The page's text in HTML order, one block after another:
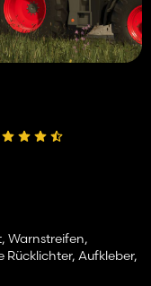
Warnstreifen,
Aufkleber,